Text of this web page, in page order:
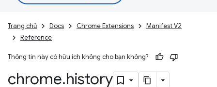
Trang chủ Docs Chrome Extensions
Manifest V2
Reference
Thông tin này có hữu ích không cho bạn không?
chrome.history